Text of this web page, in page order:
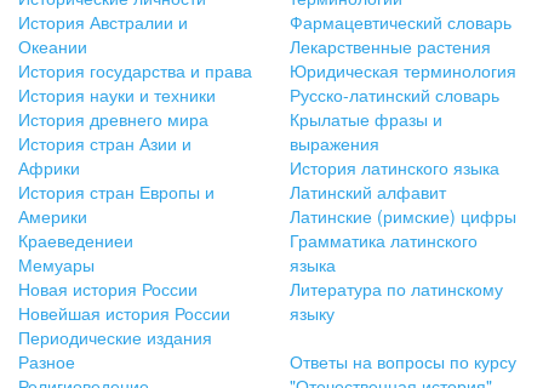
История Австралии и
Океании
История государства и права
История науки и техники
История древнего мира
История стран Азии и
Африки
История стран Европы и
Америки
Краеведениеи
Мемуары
Новая история России
Новейшая история России
Периодические издания
Разное
Фармацевтический словарь
Лекарственные растения
Юридическая терминология
Русско-латинский словарь
Крылатые фразы и
выражения
История латинского языка
Латинский алфавит
Латинские (римские) цифры
Грамматика латинского
языка
Литература по латинскому
языку
Ответы на вопросы по курсу